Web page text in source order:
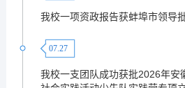
我校一项资政报告获蚌埠市领导
07.27
我校一支团队成功获批2026年安